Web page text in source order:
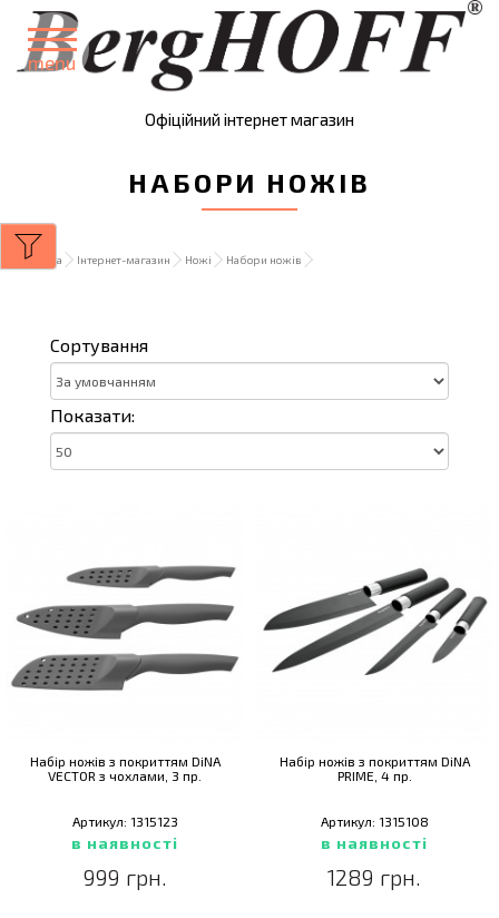
menu
Офіційний інтернет магазин
НАБОРИ НОЖІВ
Головна Інтернет-магазин Ножі Набори ножів
Сортування
Показати:
Набір ножів з покриттям DiNA
VECTOR з чохлами, 3 пр.
Артикул: 1315123
в наявності
999 грн.
Набір ножів з покриттям DiNA
PRIME, 4 пр.
Артикул: 1315108
в наявності
1289 грн.